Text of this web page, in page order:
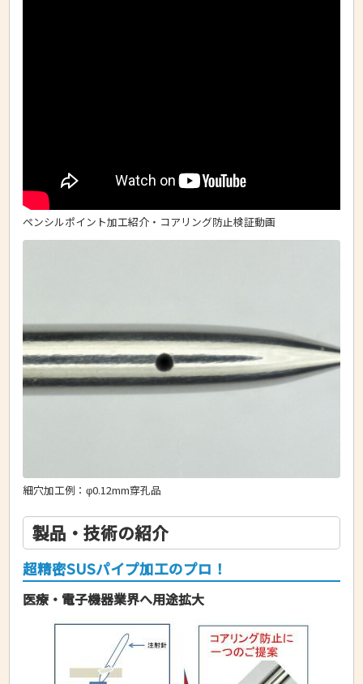
ペンシルポイント加工紹介・コアリング防止検証動画
細穴加工例：φ0.12mm穿孔品
製品・技術の紹介
超精密SUSパイプ加工のプロ！
医療・電子機器業界へ用途拡大